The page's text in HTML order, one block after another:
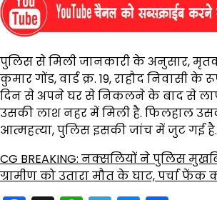
पुलिस से मिली जानकारी के अनुसार,
कुमार गोंड, वार्ड क्र. 19, राहौद निवासी के
दिन से अपने घर से निकलने के बाद से
उसकी लाश नहर में मिली है. फिलहाल
आत्महत्या, पुलिस इसकी जांच में जुट गई है.
CG BREAKING: नक्सलियों ने पुलिस
ग्रामीण को उतारा मौत के घाट, पर्चा